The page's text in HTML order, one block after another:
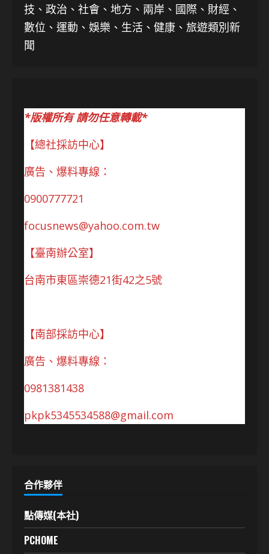
技、 政治、社會、地方、兩岸、國際、財經、
數位、運動、娛樂、生活、健康、旅遊類別新
聞
*版權所有 請勿任意轉載*
【總社採訪中心】
廣告、爆料專線：
0900777721
focusnews@yahoo.com.tw
【臺南辦公室】
台南市東區崇德21街42之5號
【南部採訪中心】
廣告、爆料專線：
0981381438
pkpk5345534588@gmail.com
合作夥伴
點傳媒(本社)
PCHOME